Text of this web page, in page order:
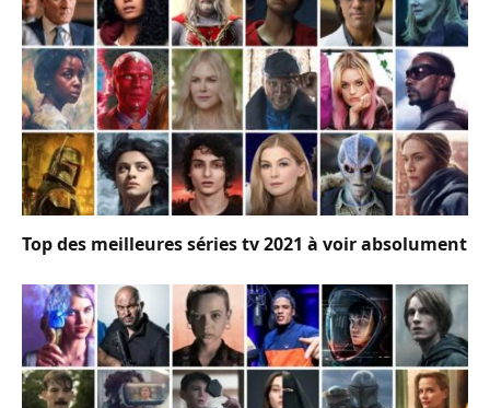
Top des meilleures séries tv 2021 à voir absolument